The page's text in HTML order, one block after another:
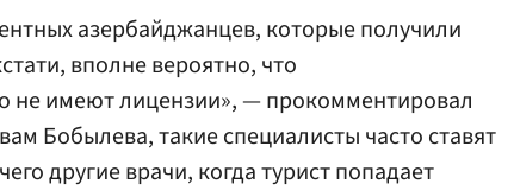
азербайджанцев, которые получили
вполне вероятно, что
не имеют лицензии», — прокомментировал
Бобылева, такие специалисты часто ставят
другие врачи, когда турист попадает